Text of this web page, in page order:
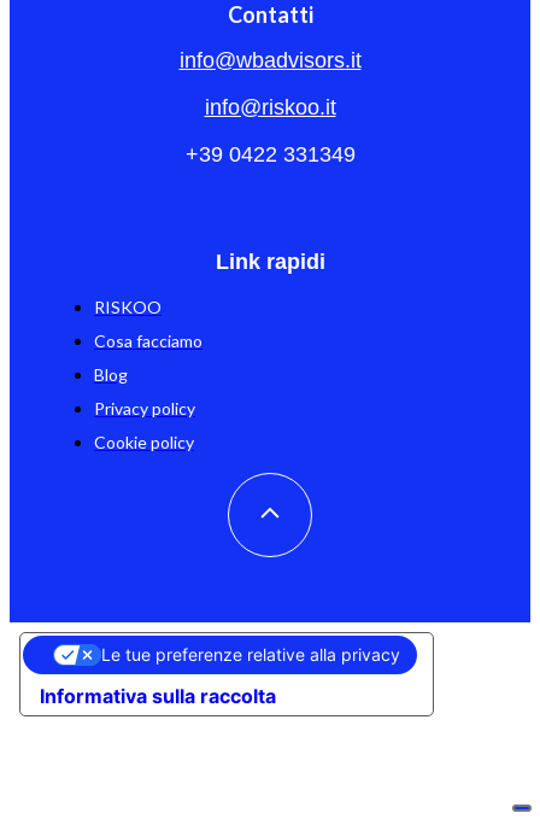
Contatti
info@wbadvisors.it
info@riskoo.it
+39 0422 331349
Link rapidi
RISKOO
Cosa facciamo
Blog
Privacy policy
Cookie policy
Informativa sulla raccolta
Le tue preferenze relative alla privacy